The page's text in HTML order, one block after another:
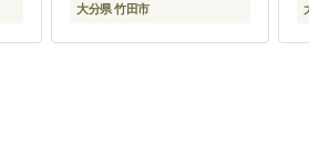
大分県 竹田市